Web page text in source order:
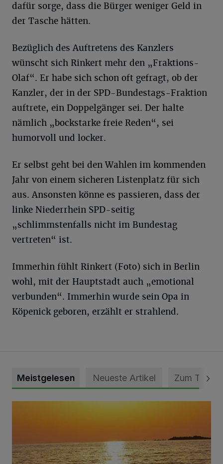
dafür sorge, dass die Bürger weniger Geld in
der Tasche hätten.
Bezüglich des Auftretens des Kanzlers
wünscht sich Rinkert mehr den „Fraktions-
Olaf“. Er habe sich schon oft gefragt, ob der
Kanzler, der in der SPD-Bundestags-Fraktion
auftrete, ein Doppelgänger sei. Der halte
nämlich „bockstarke freie Reden“, sei
humorvoll und locker.
Er selbst geht bei den Wahlen im kommenden
Jahr von einem sicheren Listenplatz für sich
aus. Ansonsten könne es passieren, dass der
linke Niederrhein SPD-seitig
„schlimmstenfalls nicht im Bundestag
vertreten“ ist.
Immerhin fühlt Rinkert (Foto) sich in Berlin
wohl, mit der Hauptstadt auch „emotional
verbunden“. Immerhin wurde sein Opa in
Köpenick geboren, erzählt er strahlend.
Meistgelesen Neueste Artikel Zum Thema
Die schönsten Sommermomente gesucht